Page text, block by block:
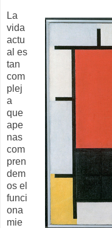
La
vida
actu
al es
tan
com
plej
a
que
ape
nas
com
pren
dem
os el
funci
ona
mie